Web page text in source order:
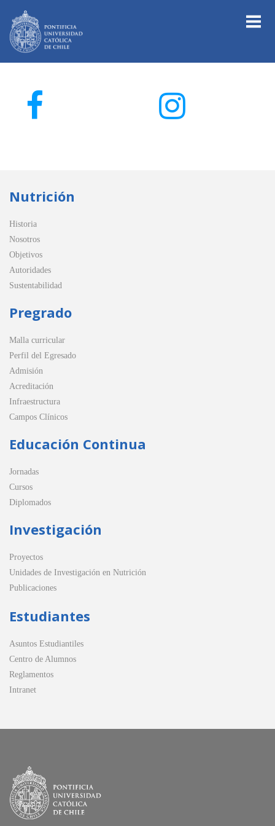
Nutrición
Historia
Nosotros
Objetivos
Autoridades
Sustentabilidad
Pregrado
Malla curricular
Perfil del Egresado
Admisión
Acreditación
Infraestructura
Campos Clínicos
Educación Continua
Jornadas
Cursos
Diplomados
Investigación
Proyectos
Unidades de Investigación en Nutrición
Publicaciones
Estudiantes
Asuntos Estudiantiles
Centro de Alumnos
Reglamentos
Intranet